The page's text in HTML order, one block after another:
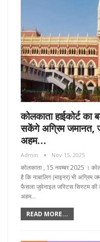
कोलकाता हाईकोर्ट
सकेंगे अग्रिम जमानत,
अहम…
Admin Nov 15, 2025
कोलकाता , 15 नवम्बर 2025 ।
है कि नाबालिग (माइनर) भी
फैसला जुवेनाइल जस्टिस सिस्टम की
अहम…
READ MORE...